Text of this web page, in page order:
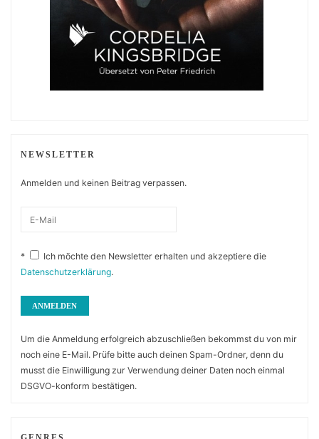
NEWSLETTER
Anmelden und keinen Beitrag verpassen.
*
Ich möchte den Newsletter erhalten und akzeptiere die
Datenschutzerklärung.
Um die Anmeldung erfolgreich abzuschließen bekommst du von mir
noch eine E-Mail. Prüfe bitte auch deinen Spam-Ordner, denn du
musst die Einwilligung zur Verwendung deiner Daten noch einmal
DSGVO-konform bestätigen.